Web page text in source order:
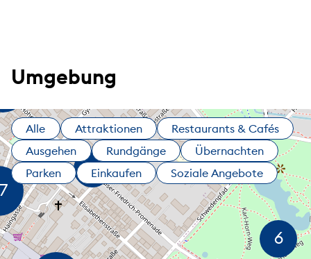
Umgebung
Alle Attraktionen
Restaurants & Cafés
Ausgehen
Rundgänge
Übernachten
Parken
Einkaufen Soziale Angebote